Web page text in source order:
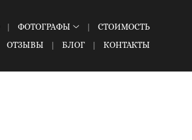
ФОТОГРАФЫ
СТОИМОСТЬ
ОТЗЫВЫ БЛОГ КОНТАКТЫ